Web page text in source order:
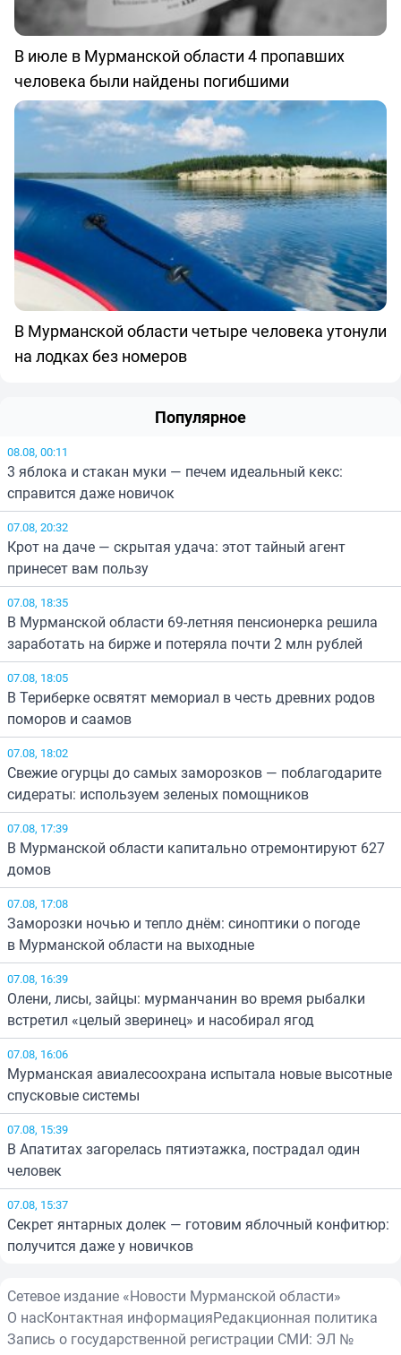
В июле в Мурманской области 4 пропавших
человека были найдены погибшими
В Мурманской области четыре человека утонули
на лодках без номеров
Популярное
08.08, 00:11
3 яблока и стакан муки — печем идеальный кекс:
справится даже новичок
07.08, 20:32
Крот на даче — скрытая удача: этот тайный агент
принесет вам пользу
07.08, 18:35
В Мурманской области 69-летняя пенсионерка решила
заработать на бирже и потеряла почти 2 млн рублей
07.08, 18:05
В Териберке освятят мемориал в честь древних родов
поморов и саамов
07.08, 18:02
Свежие огурцы до самых заморозков — поблагодарите
сидераты: используем зеленых помощников
07.08, 17:39
В Мурманской области капитально отремонтируют 627
домов
07.08, 17:08
Заморозки ночью и тепло днём: синоптики о погоде
в Мурманской области на выходные
07.08, 16:39
Олени, лисы, зайцы: мурманчанин во время рыбалки
встретил «целый зверинец» и насобирал ягод
07.08, 16:06
Мурманская авиалесоохрана испытала новые высотные
спусковые системы
07.08, 15:39
В Апатитах загорелась пятиэтажка, пострадал один
человек
07.08, 15:37
Секрет янтарных долек — готовим яблочный конфитюр:
получится даже у новичков
Сетевое издание «Новости Мурманской области»
О насКонтактная информацияРедакционная политика
Запись о государственной регистрации СМИ: ЭЛ №